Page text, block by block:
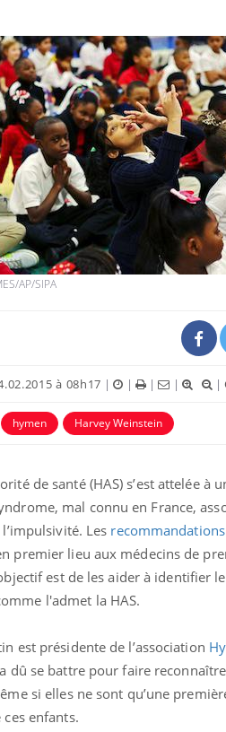
AP/SIPA
à 08h17 | | | | |
hymen Harvey Weinstein
de santé (HAS) s’est attelée
mal connu en France,
Les recommandations
premier lieu aux médecins de
est de les aider à identifier
l'admet la HAS.
est présidente de l’association
dû se battre pour faire
si elles ne sont qu’une
enfants.